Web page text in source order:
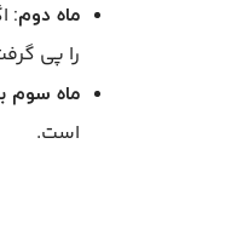
ماه دوم:
را پی
ماه سوم
است.